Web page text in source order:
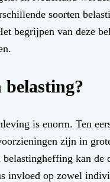
soorten
begrijpen van deze
is enorm. Ten
zijn in
kan
invloed op zowel